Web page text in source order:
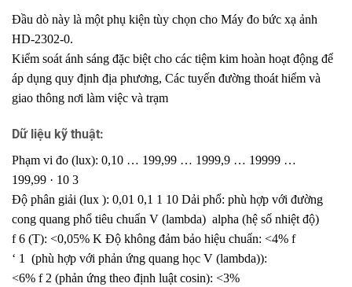
Đầu dò này là một phụ kiện tùy chọn cho Máy đo bức xạ ảnh
HD-2302-0.
Kiểm soát ánh sáng đặc biệt cho các tiệm kim hoàn hoạt động để
áp dụng quy định địa phương, Các tuyến đường thoát hiểm và
giao thông nơi làm việc và trạm
Dữ liệu kỹ thuật:
Phạm vi đo (lux): 0,10 … 199,99 … 1999,9 … 19999 …
199,99 · 10 3
Độ phân giải (lux ): 0,01 0,1 1 10 Dải phổ: phù hợp với đường
cong quang phổ tiêu chuẩn V (lambda) alpha (hệ số nhiệt độ)
f 6 (T): <0,05% K Độ không đảm bảo hiệu chuẩn: <4% f
‘ 1 (phù hợp với phản ứng quang học V (lambda)):
<6% f 2 (phản ứng theo định luật cosin): <3%